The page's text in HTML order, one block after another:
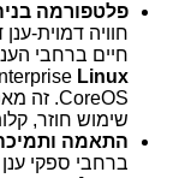
פלטפורמה
חוויה דמוית-
חיים ברחבי
Linux
CoreOS. זה
שימוש חוזר,
התאמה
ברחבי ספקי ענן